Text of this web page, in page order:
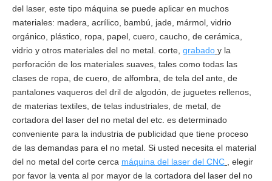
del laser, este tipo máquina se puede aplicar en muchos
materiales: madera, acrílico, bambú, jade, mármol, vidrio
orgánico, plástico, ropa, papel, cuero, caucho, de cerámica,
vidrio y otros materiales del no metal. corte, grabado y la
perforación de los materiales suaves, tales como todas las
clases de ropa, de cuero, de alfombra, de tela del ante, de
pantalones vaqueros del dril de algodón, de juguetes rellenos,
de materias textiles, de telas industriales, de metal, de
cortadora del laser del no metal del etc. es determinado
conveniente para la industria de publicidad que tiene proceso
de las demandas para el no metal. Si usted necesita el material
del no metal del corte cerca máquina del laser del CNC
, elegir
por favor la venta al por mayor de la cortadora del laser del no